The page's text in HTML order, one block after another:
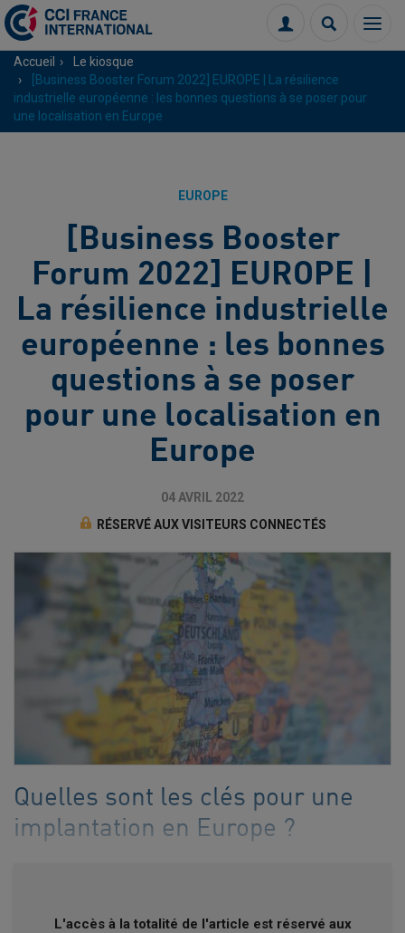
Menu
Connexion
Accueil
Le kiosque
[Business Booster Forum 2022] EUROPE | La résilience
industrielle européenne : les bonnes questions à se poser pour
une localisation en Europe
EUROPE
[Business Booster
Forum 2022] EUROPE |
La résilience industrielle
européenne : les bonnes
questions à se poser
pour une localisation en
Europe
04 AVRIL 2022
RÉSERVÉ AUX VISITEURS CONNECTÉS
Quelles sont les clés pour une
implantation en Europe ?
L'accès à la totalité de l'article est réservé aux